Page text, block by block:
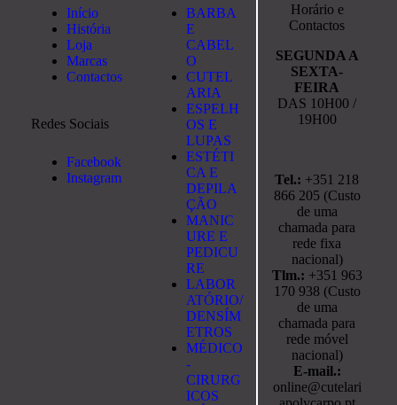
Início
História
Loja
Marcas
Contactos
Redes Sociais
Facebook
Instagram
BARBA
E
CABEL
O
CUTEL
ARIA
ESPELH
OS E
LUPAS
ESTÉTI
CA E
DEPILA
ÇÃO
MANIC
URE E
PEDICU
RE
LABOR
ATÓRIO/
DENSÍM
ETROS
MÉDICO
-
CIRURG
ICOS
Horário e
Contactos
SEGUNDA A
SEXTA-
FEIRA
DAS 10H00 /
19H00
Tel.: +351 218
866 205 (Custo
de uma
chamada para
rede fixa
nacional)
Tlm.: +351 963
170 938 (Custo
de uma
chamada para
rede móvel
nacional)
E-mail.:
online@cutelari